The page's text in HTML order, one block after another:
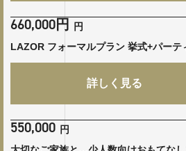
660,000円 円
LAZOR フォーマルプラン 挙式+パーテ
詳しく見る
550,000 円